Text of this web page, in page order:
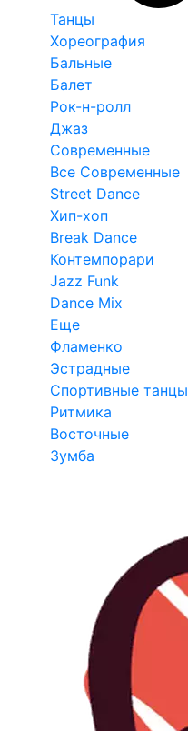
Танцы
Хореография
Бальные
Балет
Рок-н-ролл
Джаз
Современные
Все Современные
Street Dance
Хип-хоп
Break Dance
Контемпорари
Jazz Funk
Dance Mix
Еще
Фламенко
Эстрадные
Спортивные танцы
Ритмика
Восточные
Зумба